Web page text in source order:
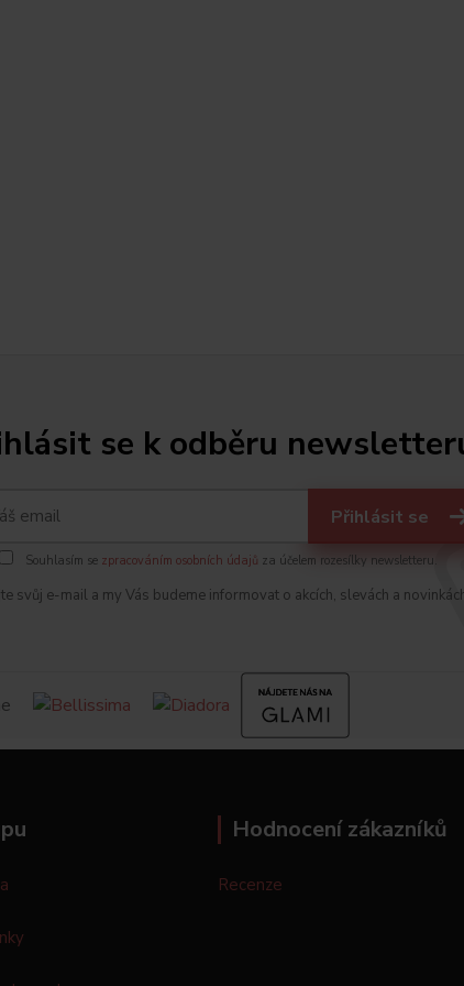
se k odběru
Přihlásit se
Souhlasím se zpracováním osobních údajů za účelem rozesílky newsletteru.
svůj e-mail a my Vás budeme informovat o akcích, slevách a
Hodnocení zákazníků
Recenze